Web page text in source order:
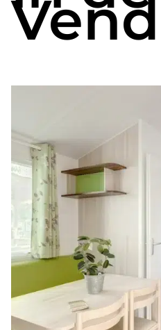
is bedoeld voor
een week in een
Boek nu de
lodgetent die het beste